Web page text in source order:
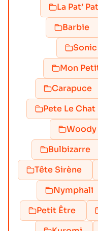
La Pat’
Barbie
Mon
Carapuce
Pete Le Chat
Woody
Bulbizarre
Tête Sirène
Nymphali
Petit Être